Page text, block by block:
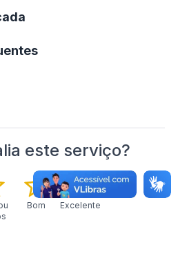
este serviço?
Bom Excelente